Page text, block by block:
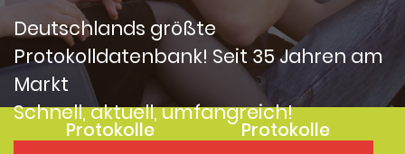
Deutschlands größte
Protokolldatenbank! Seit 35 Jahren am
Markt
Schnell, aktuell, umfangreich!
Protokolle
Protokolle